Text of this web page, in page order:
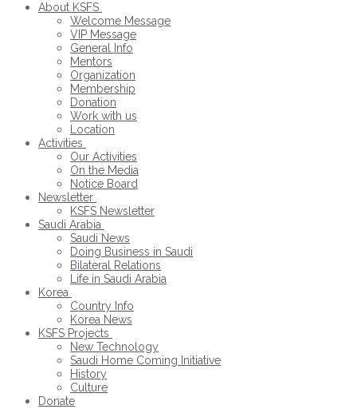
About KSFS
Welcome Message
VIP Message
General Info
Mentors
Organization
Membership
Donation
Work with us
Location
Activities
Our Activities
On the Media
Notice Board
Newsletter
KSFS Newsletter
Saudi Arabia
Saudi News
Doing Business in Saudi
Bilateral Relations
Life in Saudi Arabia
Korea
Country Info
Korea News
KSFS Projects
New Technology
Saudi Home Coming Initiative
History
Culture
Donate